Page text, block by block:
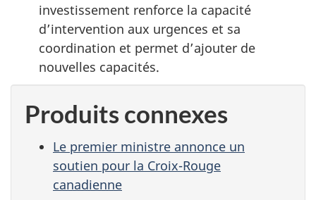
investissement renforce la capacité
d’intervention aux urgences et sa
coordination et permet d’ajouter de
nouvelles capacités.
Produits connexes
Le premier ministre annonce un
soutien pour la Croix-Rouge
canadienne